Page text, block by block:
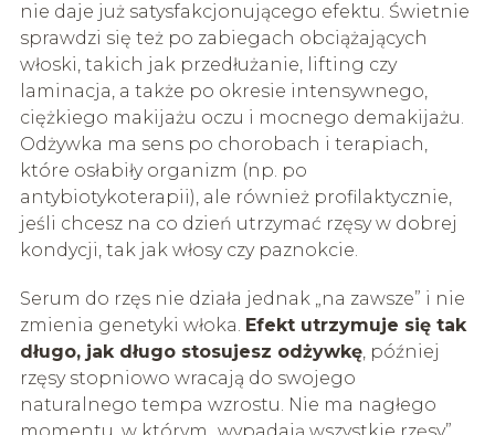
nie daje już satysfakcjonującego efektu. Świetnie
sprawdzi się też po zabiegach obciążających
włoski, takich jak przedłużanie, lifting czy
laminacja, a także po okresie intensywnego,
ciężkiego makijażu oczu i mocnego demakijażu.
Odżywka ma sens po chorobach i terapiach,
które osłabiły organizm (np. po
antybiotykoterapii), ale również profilaktycznie,
jeśli chcesz na co dzień utrzymać rzęsy w dobrej
kondycji, tak jak włosy czy paznokcie.
Serum do rzęs nie działa jednak „na zawsze” i nie
zmienia genetyki włoka. Efekt utrzymuje się tak
długo, jak długo stosujesz odżywkę, później
rzęsy stopniowo wracają do swojego
naturalnego tempa wzrostu. Nie ma nagłego
momentu, w którym „wypadają wszystkie rzęsy”,